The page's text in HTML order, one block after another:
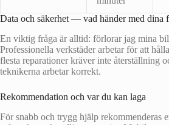
Data och säkerhet — vad händer med dina
En viktig fråga är alltid: förlorar jag mina
Professionella verkstäder arbetar för att
flesta reparationer kräver inte återställning
teknikerna arbetar korrekt.
Rekommendation och var du kan laga
För snabb och trygg hjälp rekommenderas